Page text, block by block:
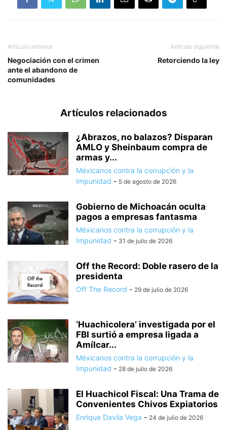
Artículo anterior
Negociación con el crimen
ante el abandono de
comunidades
Artículo siguiente
Retorciendo la ley
Artículos relacionados
¿Abrazos, no balazos? Disparan
AMLO y Sheinbaum compra de
armas y...
Méxicanos contra la corrupción y la
Impunidad - 5 de agosto de 2026
Gobierno de Michoacán oculta
pagos a empresas fantasma
Méxicanos contra la corrupción y la
Impunidad - 31 de julio de 2026
Off the Record: Doble rasero de la
presidenta
Off The Record - 29 de julio de 2026
‘Huachicolera’ investigada por el
FBI surtió a empresa ligada a
Amílcar...
Méxicanos contra la corrupción y la
Impunidad - 28 de julio de 2026
El Huachicol Fiscal: Una Trama de
Convenientes Chivos Expiatorios
Enrique Davila Vega - 24 de julio de 2026